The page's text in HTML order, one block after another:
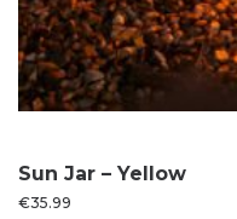
Sun Jar – Yellow
€35.99